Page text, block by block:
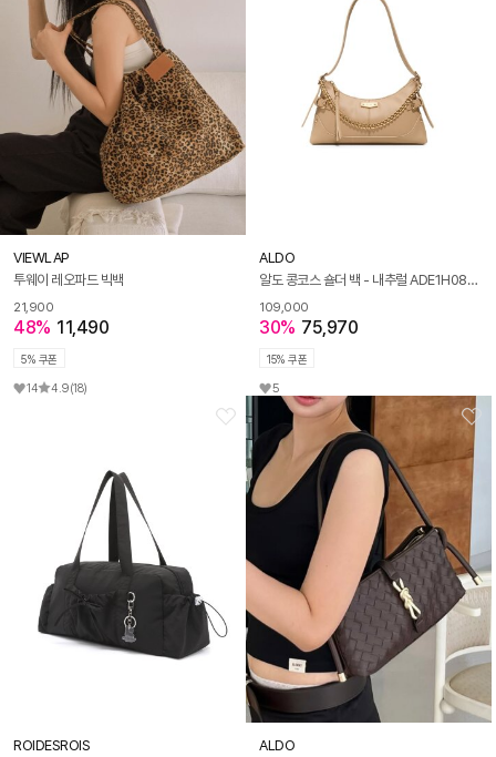
VIEWLAP
투웨이 레오파드 빅백
21,900
48% 11,490
5% 쿠폰
14 4.9(18)
ALDO
알도 콩코스 숄더 백 - 내추럴 ADE1H084HZ101
109,000
30% 75,970
15% 쿠폰
5
ROIDESROIS
ALDO